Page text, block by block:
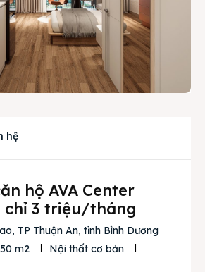
hệ
hộ AVA Center
chỉ 3 triệu/tháng
TP Thuận An, tỉnh Bình Dương
50 m2
Nội thất cơ bản